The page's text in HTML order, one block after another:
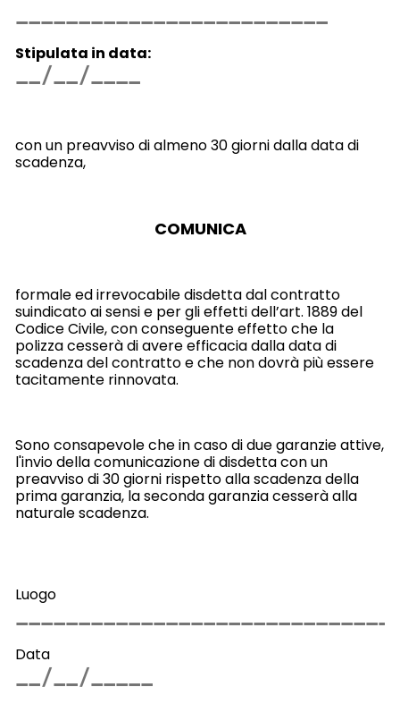
Stipulata in data:
con un preavviso di almeno 30 giorni dalla data di
scadenza,
COMUNICA
formale ed irrevocabile disdetta dal contratto
suindicato ai sensi e per gli effetti dell’art. 1889 del
Codice Civile, con conseguente effetto che la
polizza cesserà di avere efficacia dalla data di
scadenza del contratto e che non dovrà più essere
tacitamente rinnovata.
Sono consapevole che in caso di due garanzie attive,
l'invio della comunicazione di disdetta con un
preavviso di 30 giorni rispetto alla scadenza della
prima garanzia, la seconda garanzia cesserà alla
naturale scadenza.
Luogo
Data